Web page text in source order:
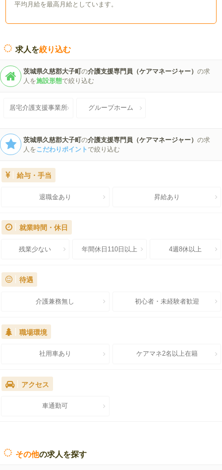
平均月給を最高月給としています。
求人を絞り込む
茨城県久慈郡大子町の介護支援専門員（ケアマネージャー）の求
人を施設形態で絞り込む
居宅介護支援事業所 グループホーム
茨城県久慈郡大子町の介護支援専門員（ケアマネージャー）の求
人をこだわりポイント で絞り込む
給与・手当
退職金あり 昇給あり
就業時間・休日
残業少ない 年間休日110日以上 4週8休以上
待遇
介護兼務無し 初心者・未経験者歓迎
職場環境
社用車あり ケアマネ2名以上在籍
アクセス
車通勤可
その他の求人を探す